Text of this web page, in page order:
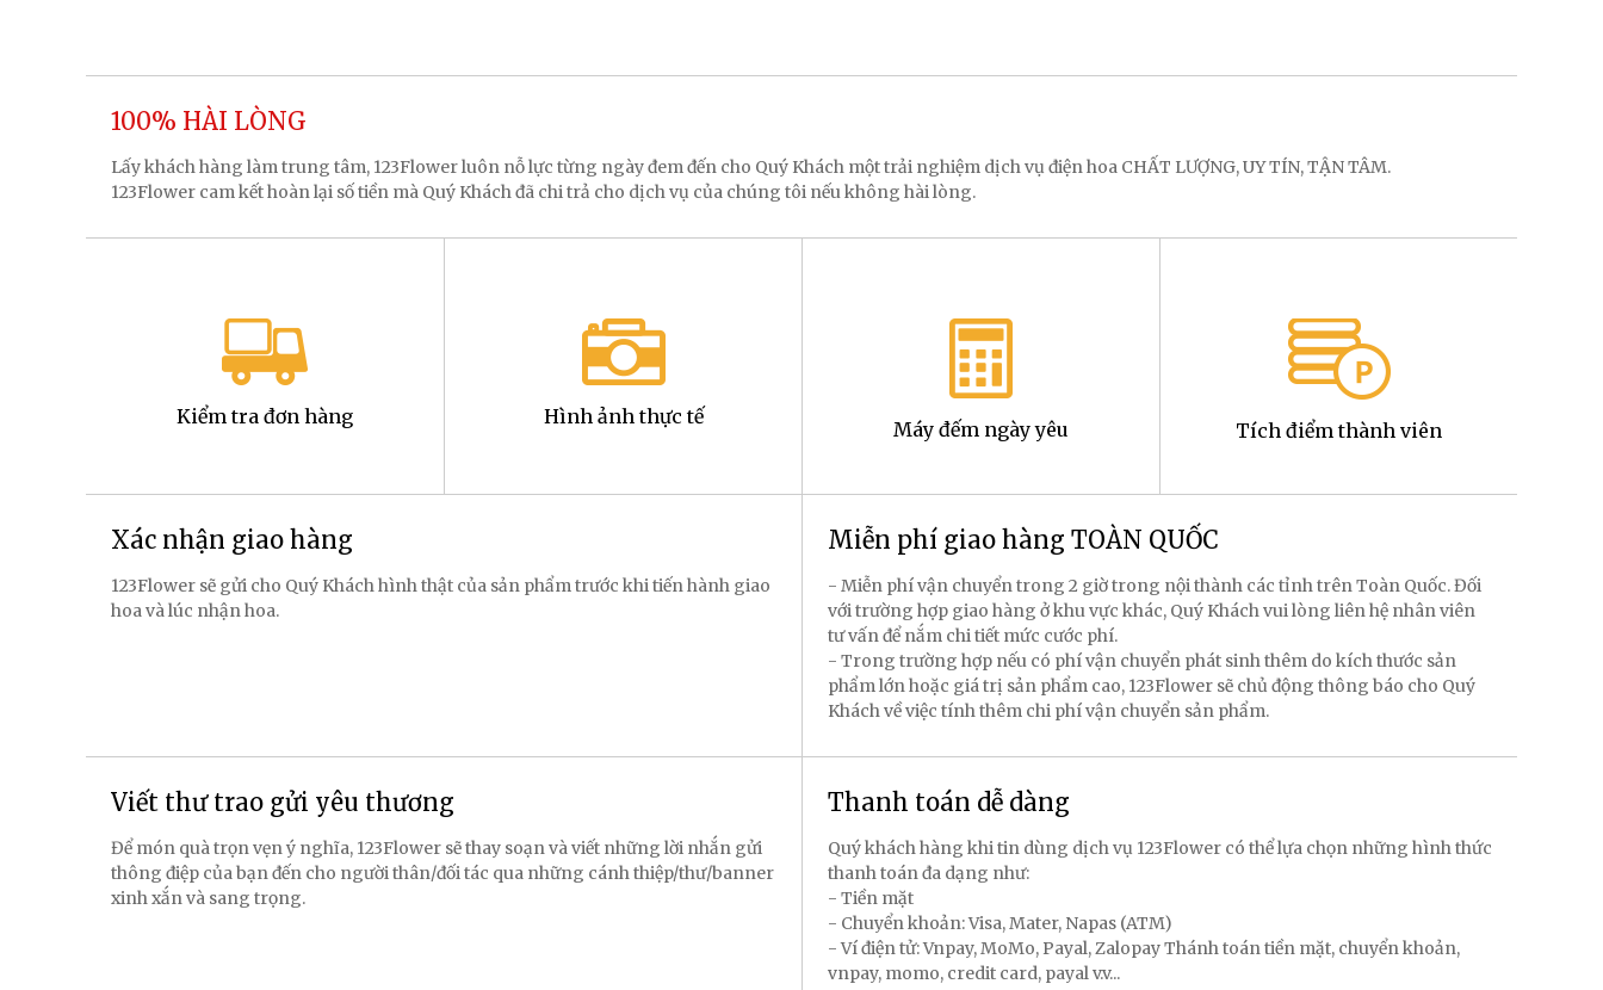
100% HÀI LÒNG
Lấy khách hàng làm trung tâm, 123Flower luôn nỗ lực từng ngày đem đến cho Quý Khách một trải nghiệm dịch vụ điện hoa CHẤT LƯỢNG, UY TÍN, TẬN TÂM.
123Flower cam kết hoàn lại số tiền mà Quý Khách đã chi trả cho dịch vụ của chúng tôi nếu không hài lòng.
Kiểm tra đơn hàng Hình ảnh thực tế
Máy đếm ngày yêu Tích điểm thành viên
Xác nhận giao hàng
123Flower sẽ gửi cho Quý Khách hình thật của sản phẩm trước khi tiến hành giao
hoa và lúc nhận hoa.
Miễn phí giao hàng TOÀN QUỐC
- Miễn phí vận chuyển trong 2 giờ trong nội thành các tỉnh trên Toàn Quốc. Đối
với trường hợp giao hàng ở khu vực khác, Quý Khách vui lòng liên hệ nhân viên
tư vấn để nắm chi tiết mức cước phí.
- Trong trường hợp nếu có phí vận chuyển phát sinh thêm do kích thước sản
phẩm lớn hoặc giá trị sản phẩm cao, 123Flower sẽ chủ động thông báo cho Quý
Khách về việc tính thêm chi phí vận chuyển sản phẩm.
Viết thư trao gửi yêu thương
Để món quà trọn vẹn ý nghĩa, 123Flower sẽ thay soạn và viết những lời nhắn gửi
thông điệp của bạn đến cho người thân/đối tác qua những cánh thiệp/thư/banner
xinh xắn và sang trọng.
Thanh toán dễ dàng
Quý khách hàng khi tin dùng dịch vụ 123Flower có thể lựa chọn những hình thức
thanh toán đa dạng như:
- Tiền mặt
- Chuyển khoản: Visa, Mater, Napas (ATM)
- Ví điện tử: Vnpay, MoMo, Payal, Zalopay Thánh toán tiền mặt, chuyển khoản,
vnpay, momo, credit card, payal v.v...